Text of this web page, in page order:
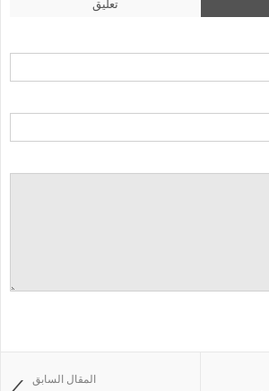
المقال السابق